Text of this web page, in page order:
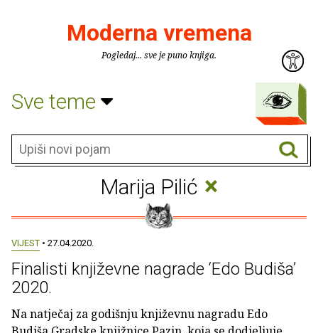
Moderna vremena
Pogledaj... sve je puno knjiga.
Sve teme
Marija Pilić ×
VIJEST • 27.04.2020.
Finalisti književne nagrade ‘Edo Budiša’
2020.
Na natječaj za godišnju književnu nagradu Edo